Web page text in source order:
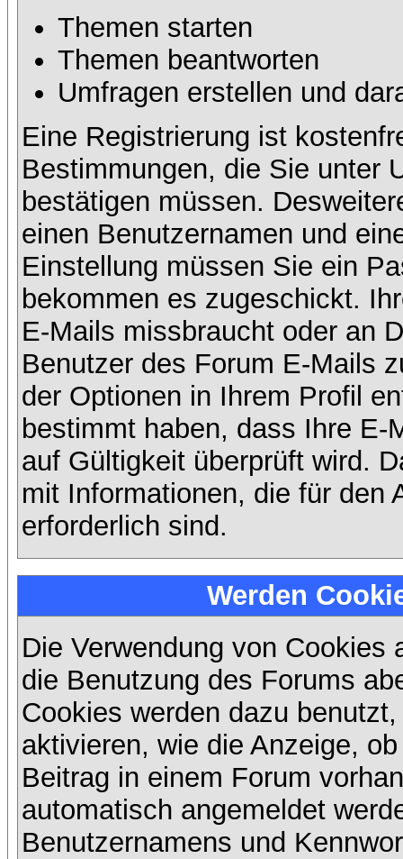
Themen starten
Themen beantworten
Umfragen erstellen und
Eine Registrierung ist
Bestimmungen, die Sie unter
bestätigen müssen.
einen Benutzernamen und
Einstellung müssen Sie ein
bekommen es zugeschickt.
E-Mails missbraucht oder an
Benutzer des Forum E-Mails
der Optionen in Ihrem Profil
bestimmt haben, dass Ihre E-
auf Gültigkeit überprüft wird.
mit Informationen, die für den
erforderlich sind.
Werden
Die Verwendung von
die Benutzung des Forums
Cookies werden dazu
aktivieren, wie die Anzeige,
Beitrag in einem Forum
automatisch angemeldet
Benutzernamens und